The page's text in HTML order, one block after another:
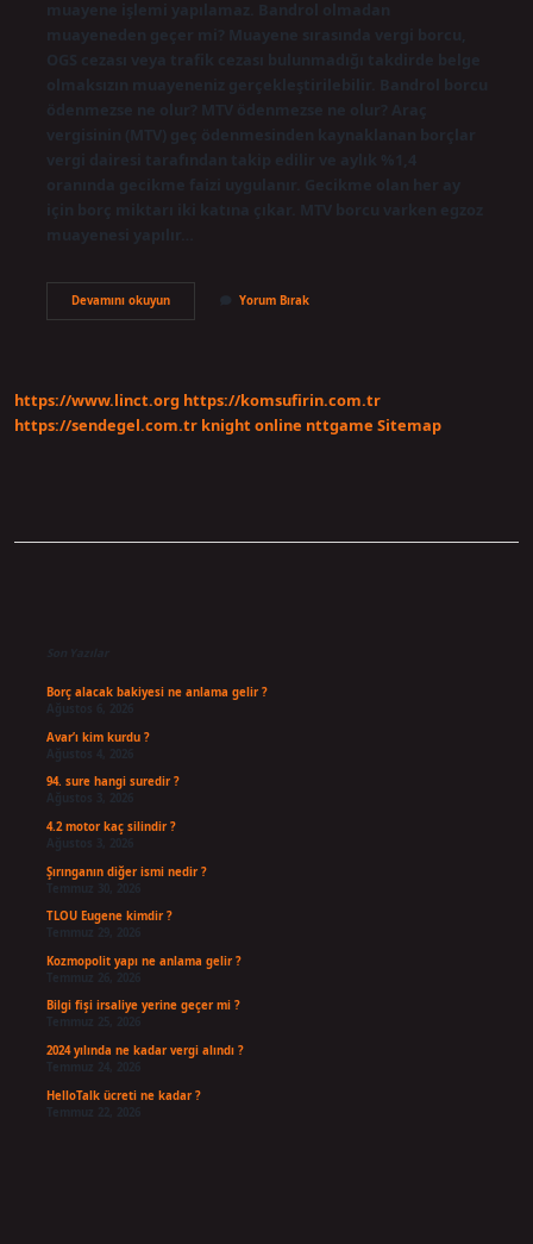
muayene işlemi yapılamaz. Bandrol olmadan
muayeneden geçer mi? Muayene sırasında vergi borcu,
OGS cezası veya trafik cezası bulunmadığı takdirde belge
olmaksızın muayeneniz gerçekleştirilebilir. Bandrol borcu
ödenmezse ne olur? MTV ödenmezse ne olur? Araç
vergisinin (MTV) geç ödenmesinden kaynaklanan borçlar
vergi dairesi tarafından takip edilir ve aylık %1,4
oranında gecikme faizi uygulanır. Gecikme olan her ay
için borç miktarı iki katına çıkar. MTV borcu varken egzoz
muayenesi yapılır…
Devamını okuyunBandrol
Ödenmezse
Yorum Bırak
https://www.linct.org https://komsufirin.com.tr
https://sendegel.com.tr knight online nttgame Sitemap
Son Yazılar
Borç alacak bakiyesi ne anlama gelir ?
Ağustos 6, 2026
Avar’ı kim kurdu ?
Ağustos 4, 2026
94. sure hangi suredir ?
Ağustos 3, 2026
4.2 motor kaç silindir ?
Ağustos 3, 2026
Şırınganın diğer ismi nedir ?
TLOU Eugene kimdir ?
Temmuz 29, 2026
Kozmopolit yapı ne anlama gelir ?
Bilgi fişi irsaliye yerine geçer mi ?
Temmuz 25, 2026
2024 yılında ne kadar vergi alındı ?
HelloTalk ücreti ne kadar ?